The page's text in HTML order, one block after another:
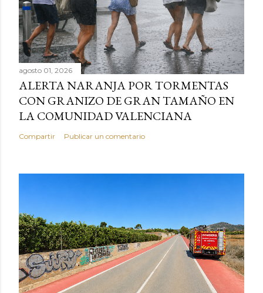
agosto 01, 2026
ALERTA NARANJA POR TORMENTAS
CON GRANIZO DE GRAN TAMAÑO EN
LA COMUNIDAD VALENCIANA
Compartir Publicar un comentario